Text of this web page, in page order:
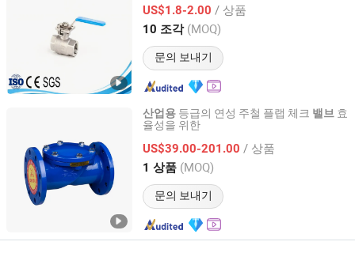
US$1.8-2.00 / 상품
10 조각 (MOQ)
문의 보내기
Zhejiang, China 이후 2014
산업용 등급의 연성 주철 플랩 체크 밸브 효
율성을 위한
US$39.00-201.00 / 상품
1 상품 (MOQ)
문의 보내기
Huhang Technology Group Co., Ltd.
Fujian, China 이후 2024